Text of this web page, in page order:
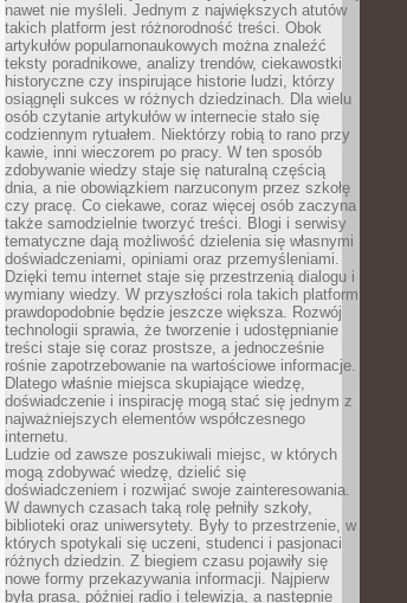
nawet nie myśleli. Jednym z największych atutów
takich platform jest różnorodność treści. Obok
artykułów popularnonaukowych można znaleźć
teksty poradnikowe, analizy trendów, ciekawostki
historyczne czy inspirujące historie ludzi, którzy
osiągnęli sukces w różnych dziedzinach. Dla wielu
osób czytanie artykułów w internecie stało się
codziennym rytuałem. Niektórzy robią to rano przy
kawie, inni wieczorem po pracy. W ten sposób
zdobywanie wiedzy staje się naturalną częścią
dnia, a nie obowiązkiem narzuconym przez szkołę
czy pracę. Co ciekawe, coraz więcej osób zaczyna
także samodzielnie tworzyć treści. Blogi i serwisy
tematyczne dają możliwość dzielenia się własnymi
doświadczeniami, opiniami oraz przemyśleniami.
Dzięki temu internet staje się przestrzenią dialogu i
wymiany wiedzy. W przyszłości rola takich platform
prawdopodobnie będzie jeszcze większa. Rozwój
technologii sprawia, że tworzenie i udostępnianie
treści staje się coraz prostsze, a jednocześnie
rośnie zapotrzebowanie na wartościowe informacje.
Dlatego właśnie miejsca skupiające wiedzę,
doświadczenie i inspirację mogą stać się jednym z
najważniejszych elementów współczesnego
internetu.
Ludzie od zawsze poszukiwali miejsc, w których
mogą zdobywać wiedzę, dzielić się
doświadczeniem i rozwijać swoje zainteresowania.
W dawnych czasach taką rolę pełniły szkoły,
biblioteki oraz uniwersytety. Były to przestrzenie, w
których spotykali się uczeni, studenci i pasjonaci
różnych dziedzin. Z biegiem czasu pojawiły się
nowe formy przekazywania informacji. Najpierw
była prasa, później radio i telewizja, a następnie